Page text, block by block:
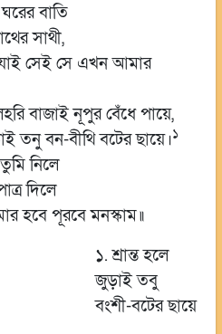
বাতি
সাথী,
সেই সে এখন আমার
বাজাই নূপুর বেঁধে পায়ে,
তনু বন-বীথি বটের ছায়ে।১
নিলে
দিলে
হবে পূরবে মনস্কাম॥
১. শ্রান্ত হলে
জুড়াই তবু
বংশী-বটের ছায়ে